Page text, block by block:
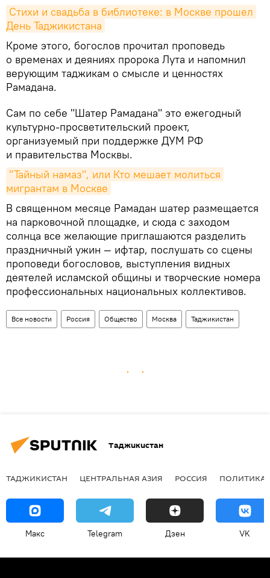
Стихи и свадьба в библиотеке: в Москве прошел
День Таджикистана
Кроме этого, богослов прочитал проповедь
о временах и деяниях пророка Лута и напомнил
верующим таджикам о смысле и ценностях
Рамадана.
Сам по себе "Шатер Рамадана" это ежегодный
культурно-просветительский проект,
организуемый при поддержке ДУМ РФ
и правительства Москвы.
"Тайный намаз", или Кто мешает молиться
мигрантам в Москве
В священном месяце Рамадан шатер размещается
на парковочной площадке, и сюда с заходом
солнца все желающие приглашаются разделить
праздничный ужин — ифтар, послушать со сцены
проповеди богословов, выступления видных
деятелей исламской общины и творческие номера
профессиональных национальных коллективов.
Все новости Россия Общество Москва Таджикистан
Таджикистан
ТАДЖИКИСТАН ЦЕНТРАЛЬНАЯ АЗИЯ РОССИЯ ПОЛИТИКА
Макс Telegram Дзен VK